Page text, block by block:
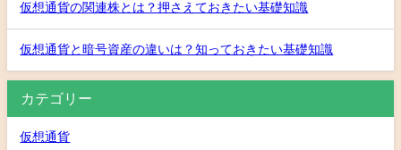
仮想通貨の関連株とは？押さえておきたい基礎知識
仮想通貨と暗号資産の違いは？知っておきたい基礎知識
カテゴリー
仮想通貨